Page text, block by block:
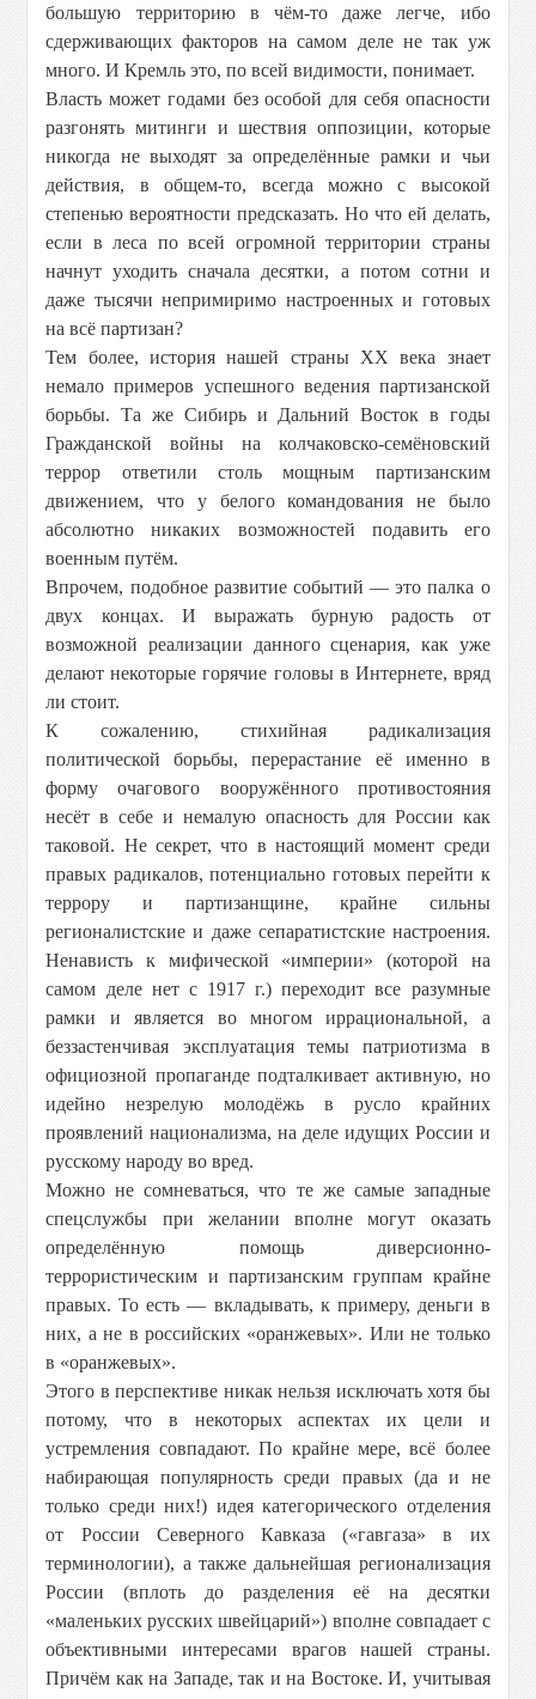
большую территорию в чём-то даже легче, ибо
сдерживающих факторов на самом деле не так уж
много. И Кремль это, по всей видимости, понимает.
Власть может годами без особой для себя опасности
разгонять митинги и шествия оппозиции, которые
никогда не выходят за определённые рамки и чьи
действия, в общем-то, всегда можно с высокой
степенью вероятности предсказать. Но что ей делать,
если в леса по всей огромной территории страны
начнут уходить сначала десятки, а потом сотни и
даже тысячи непримиримо настроенных и готовых
на всё партизан?
Тем более, история нашей страны XX века знает
немало примеров успешного ведения партизанской
борьбы. Та же Сибирь и Дальний Восток в годы
Гражданской войны на колчаковско-семёновский
террор ответили столь мощным партизанским
движением, что у белого командования не было
абсолютно никаких возможностей подавить его
военным путём.
Впрочем, подобное развитие событий — это палка о
двух концах. И выражать бурную радость от
возможной реализации данного сценария, как уже
делают некоторые горячие головы в Интернете, вряд
ли стоит.
К сожалению, стихийная радикализация
политической борьбы, перерастание её именно в
форму очагового вооружённого противостояния
несёт в себе и немалую опасность для России как
таковой. Не секрет, что в настоящий момент среди
правых радикалов, потенциально готовых перейти к
террору и партизанщине, крайне сильны
регионалистские и даже сепаратистские настроения.
Ненависть к мифической «империи» (которой на
самом деле нет с 1917 г.) переходит все разумные
рамки и является во многом иррациональной, а
беззастенчивая эксплуатация темы патриотизма в
официозной пропаганде подталкивает активную, но
идейно незрелую молодёжь в русло крайних
проявлений национализма, на деле идущих России и
русскому народу во вред.
Можно не сомневаться, что те же самые западные
спецслужбы при желании вполне могут оказать
определённую помощь диверсионно-
террористическим и партизанским группам крайне
правых. То есть — вкладывать, к примеру, деньги в
них, а не в российских «оранжевых». Или не только
в «оранжевых».
Этого в перспективе никак нельзя исключать хотя бы
потому, что в некоторых аспектах их цели и
устремления совпадают. По крайне мере, всё более
набирающая популярность среди правых (да и не
только среди них!) идея категорического отделения
от России Северного Кавказа («гавгаза» в их
терминологии), а также дальнейшая регионализация
России (вплоть до разделения её на десятки
«маленьких русских швейцарий») вполне совпадает с
объективными интересами врагов нашей страны.
Причём как на Западе, так и на Востоке. И, учитывая